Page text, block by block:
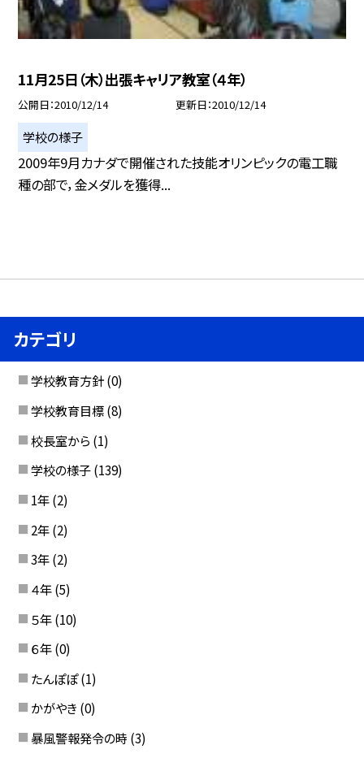
11月25日（木）出張キャリア教室（４年）
公開日 2010/12/14 更新日 2010/12/14
学校の様子
2009年9月カナダで開催された技能オリンピックの電工職
種の部で，金メダルを獲得...
カテゴリ
学校教育方針 (0)
学校教育目標 (8)
校長室から (1)
学校の様子 (139)
1年 (2)
2年 (2)
3年 (2)
４年 (5)
５年 (10)
６年 (0)
たんぽぽ (1)
かがやき (0)
暴風警報発令の時 (3)